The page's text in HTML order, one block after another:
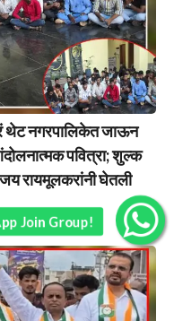
थेट नगरपालिकेत जाऊन
पवित्रा; शुल्क
रायमूलकरांनी घेतली
Join Group!